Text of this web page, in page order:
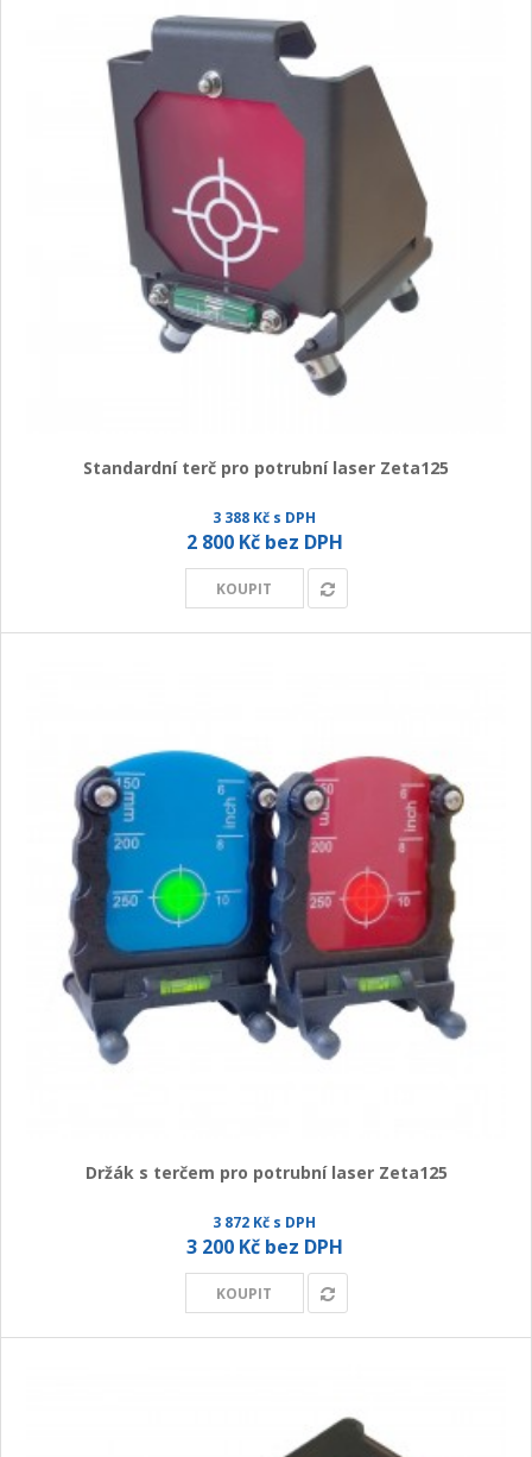
Standardní terč pro potrubní laser Zeta125
3 388 Kč s DPH
2 800 Kč bez DPH
KOUPIT
Držák s terčem pro potrubní laser Zeta125
3 872 Kč s DPH
3 200 Kč bez DPH
KOUPIT